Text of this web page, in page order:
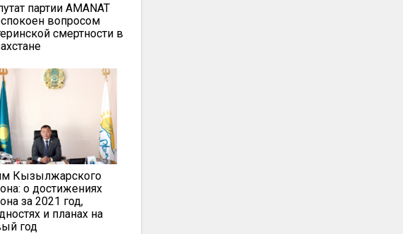
партии AMANAT
вопросом
смертности в
Кызылжарского
о достижениях
за 2021 год,
и планах на
год